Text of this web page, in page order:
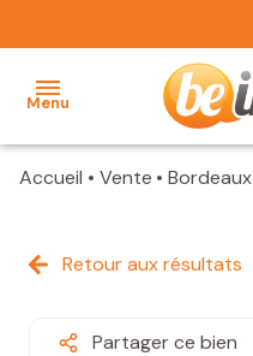
Menu
NOS
VENDUS
Accueil Vente Bordeaux
Retour aux résultats
Partager ce bien